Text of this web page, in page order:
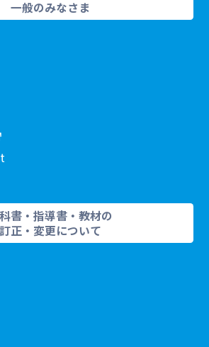
一般のみなさま
書・指導書・教材の
訂正・変更について